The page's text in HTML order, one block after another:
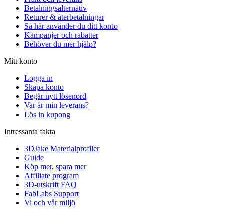
Betalningsalternativ
Returer & återbetalningar
Så här använder du ditt konto
Kampanjer och rabatter
Behöver du mer hjälp?
Mitt konto
Logga in
Skapa konto
Begär nytt lösenord
Var är min leverans?
Lös in kupong
Intressanta fakta
3DJake Materialprofiler
Guide
Köp mer, spara mer
Affiliate program
3D-utskrift FAQ
FabLabs Support
Vi och vår miljö